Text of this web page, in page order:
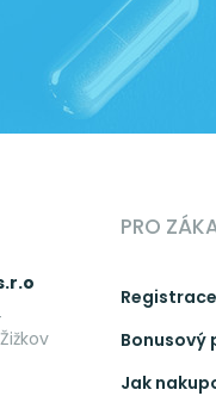
PRO
Registrace
Bonusový
Jak